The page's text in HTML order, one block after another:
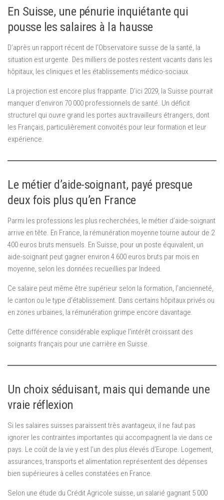
En Suisse, une pénurie inquiétante qui
pousse les salaires à la hausse
D’après un rapport récent de l’Observatoire suisse de la santé, la
situation est urgente. Des milliers de postes restent vacants dans les
hôpitaux, les cliniques et les établissements médico-sociaux.
La projection est encore plus frappante. D’ici 2029, la Suisse pourrait
manquer d’environ 70 000 professionnels de santé. Un déficit
structurel qui ouvre grand les portes aux travailleurs étrangers, dont
les Français, particulièrement convoités pour leur formation et leur
expérience.
Le métier d’aide-soignant, payé presque
deux fois plus qu’en France
Parmi les professions les plus recherchées, le métier d’aide-soignant
arrive en tête. En France, la rémunération moyenne tourne autour de 2
400 euros bruts mensuels. En Suisse, pour un poste équivalent, un
aide-soignant peut gagner environ 4 600 euros bruts par mois en
moyenne, selon les données recueillies par Indeed.
Ce salaire peut même être supérieur selon la formation, l’ancienneté,
le canton ou le type d’établissement. Dans certains hôpitaux privés ou
en zones urbaines, la rémunération grimpe encore davantage.
Cette différence considérable explique l’intérêt croissant des
soignants français pour une carrière en Suisse.
Un choix séduisant, mais qui demande une
vraie réflexion
Si les salaires suisses paraissent très avantageux, il ne faut pas
ignorer les contraintes importantes qui accompagnent la vie dans ce
pays. Le coût de la vie y est l’un des plus élevés d’Europe. Logement,
assurances, transports et alimentation représentent des dépenses
bien supérieures à celles constatées en France.
Selon une étude du Crédit Agricole suisse, un salarié gagnant 5 000